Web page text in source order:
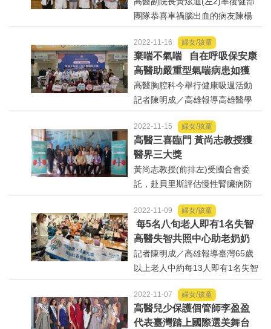
門診、偏鄉遠距醫療、...
團隊恭喜車禍腦出血的病友陳楊
女士(左3)復健成功記者陳明成／
高雄報導醫學為生命添增歲月，
復健為歲月增加生命。一名車禍
造成腦出血、昏迷指數只有3的女
鄰長，歷經二次...
2022-11-16 婦女/孩童
棄喘不氣喘 自在呼吸保安康
高醫助嚴重型氣喘病患如獲
新生
高醫胸腔科今舉行健康吸週活動
記者陳明成／高雄報導高雄醫學
大學附設中和紀念醫院最近以新
一代生物製劑，成功治療兩名罹
患嚴重型氣喘，長年飽受咳、喘
之苦的中年男子，讓他們如獲重
生。他們今(16)日...
2022-11-15 婦女/孩童
高醫三喜臨門 黃尚志教授獲
醫界三大獎
黃尚志教授(前排左)受國合會委
託，赴貝里斯評估慢性腎臟病防
治合作計畫記者陳明成／高雄報
導高雄醫學大學附設中和紀念醫
院副院長黃尚志最近三喜臨門，
分別榮獲「台灣醫療典範獎」、
「防疫特殊貢獻獎...
2022-11-09 婦女/孩童
每5名八旬老人即有1名失智
高醫失智共照中心助老奶奶
當點名小老師
記者陳明成／高雄報導臺灣65歲
以上老人中約每13人即有1名失智
者，80歲以上老人更是每5人即有
1名失智者。高雄醫學大學附設中
和紀念醫院(以...
2022-11-07 婦女/孩童
高醫兒少保護個管師李盈盈
代表臺灣踏上國際選美舞台